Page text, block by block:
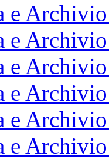
e
e
e
e
e
e